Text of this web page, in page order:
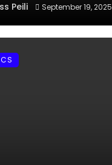
Peili September 19, 2025